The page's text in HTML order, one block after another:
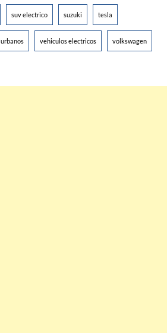
suv electrico suzuki tesla
urbanos vehiculos electricos volkswagen